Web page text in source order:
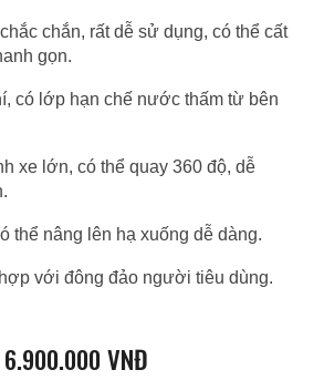
chắn, rất dễ sử dụng, có thể cất
gọn.
có lớp hạn chế nước thấm từ bên
xe lớn, có thể quay 360 độ, dễ
thể nâng lên hạ xuống dễ dàng.
với đông đảo người tiêu dùng.
6.900.000 VNĐ